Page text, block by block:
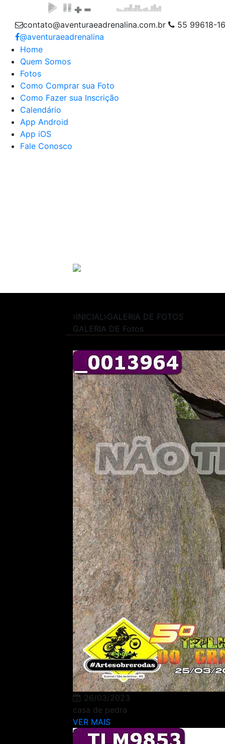
contato@aventuraeadrenalina.com.br
55 99618-
@aventuraeadrenalina
Home
Quem Somos
Fotos
Como Comprar sua Foto
Como Fazer sua Inscrição
Calendário
App Android
App iOS
Fale Conosco
INICIAL GALERIA DE FOTOS
GALERIA DE Fotos
26/03/2023
casa de pedra
VER MAIS